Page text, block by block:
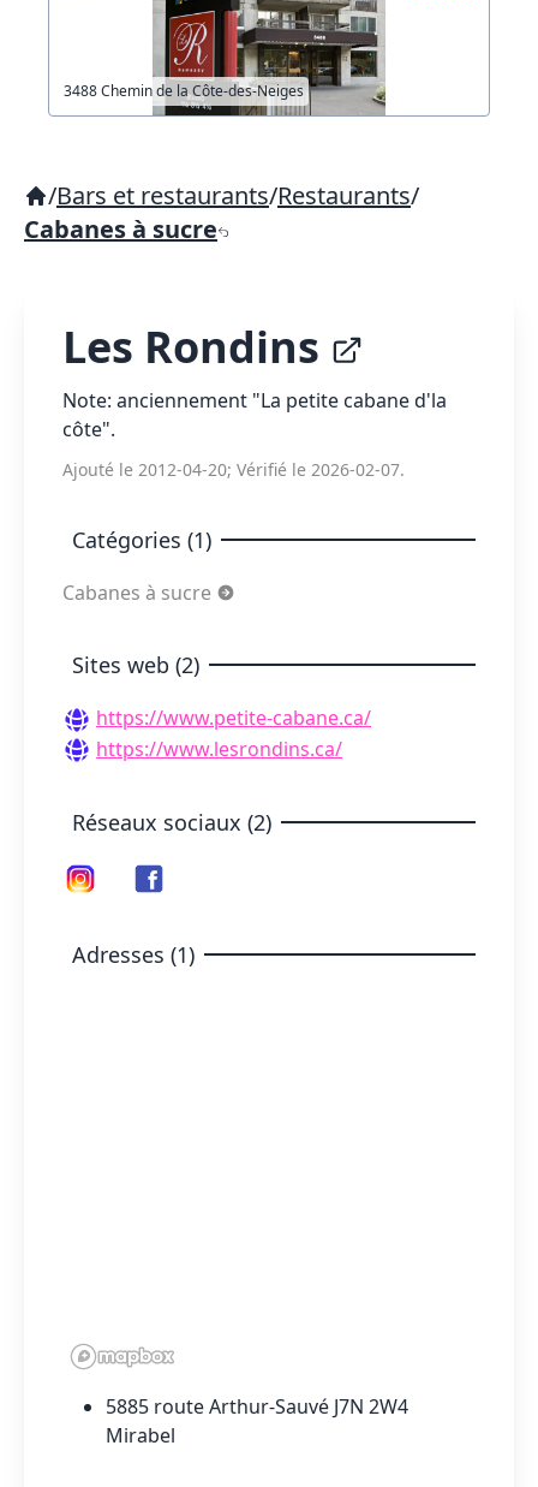
3488 Chemin de la Côte-des-Neiges
/Bars et restaurants/Restaurants/
Cabanes à sucre
Les Rondins
Note: anciennement "La petite cabane d'la
côte".
Ajouté le 2012-04-20; Vérifié le 2026-02-07.
Catégories (1)
Cabanes à sucre
Sites web (2)
https://www.petite-cabane.ca/
https://www.lesrondins.ca/
Réseaux sociaux (2)
Adresses (1)
5885 route Arthur-Sauvé J7N 2W4
Mirabel